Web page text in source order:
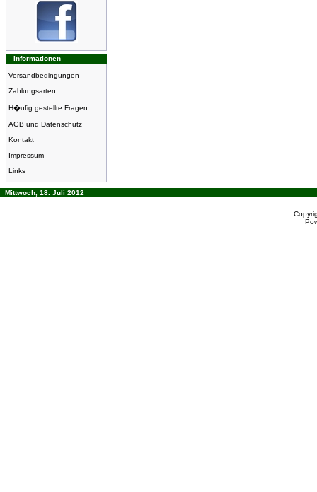
Informationen
Versandbedingungen
Zahlungsarten
H�ufig gestellte Fragen
AGB und Datenschutz
Kontakt
Impressum
Links
Mittwoch, 18. Juli 2012